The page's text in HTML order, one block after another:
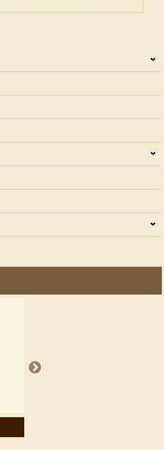
Vikram
for fellow book reviewers, authors and